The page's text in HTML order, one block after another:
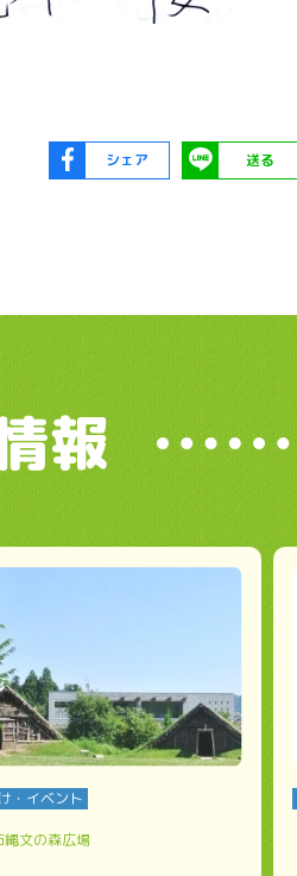
シェア 送る
報
・イベント
縄文の森広場